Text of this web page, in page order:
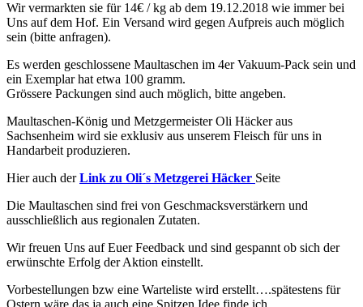
Wir vermarkten sie für 14€ / kg ab dem 19.12.2018 wie immer bei
Uns auf dem Hof. Ein Versand wird gegen Aufpreis auch möglich
sein (bitte anfragen).
Es werden geschlossene Maultaschen im 4er Vakuum-Pack sein und
ein Exemplar hat etwa 100 gramm.
Grössere Packungen sind auch möglich, bitte angeben.
Maultaschen-König und Metzgermeister Oli Häcker aus
Sachsenheim wird sie exklusiv aus unserem Fleisch für uns in
Handarbeit produzieren.
Hier auch derLink zu Oli´s Metzgerei Häcker Seite
Die Maultaschen sind frei von Geschmacksverstärkern und
ausschließlich aus regionalen Zutaten.
Wir freuen Uns auf Euer Feedback und sind gespannt ob sich der
erwünschte Erfolg der Aktion einstellt.
Vorbestellungen bzw eine Warteliste wird erstellt….spätestens für
Ostern wäre das ja auch eine Spitzen Idee finde ich.